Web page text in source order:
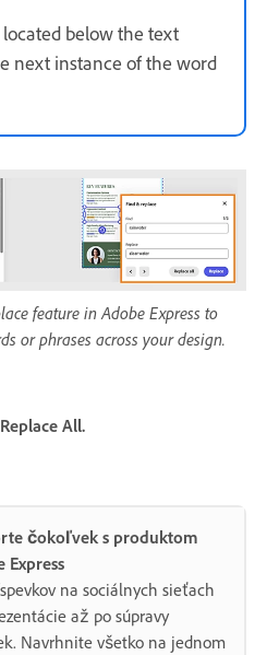
below the text
next instance of the word
feature in Adobe Express to
or phrases across your design.
Replace All.
čokoľvek s produktom
Express
na sociálnych sieťach
až po súpravy
Navrhnite všetko na jednom